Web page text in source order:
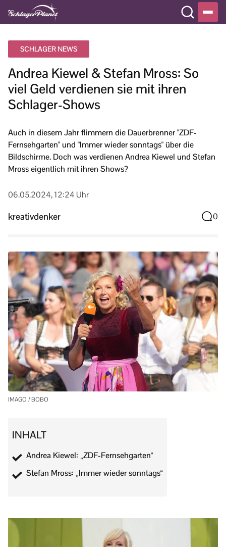
SCHLAGER NEWS
Andrea Kiewel & Stefan Mross: So
viel Geld verdienen sie mit ihren
Schlager-Shows
Auch in diesem Jahr flimmern die Dauerbrenner "ZDF-
Fernsehgarten" und "Immer wieder sonntags" über die
Bildschirme. Doch was verdienen Andrea Kiewel und Stefan
Mross eigentlich mit ihren Shows?
06.05.2024, 12:24 Uhr
kreativdenker 0
IMAGO / BOBO
INHALT
Andrea Kiewel: „ZDF-Fernsehgarten“
Stefan Mross: „Immer wieder sonntags“